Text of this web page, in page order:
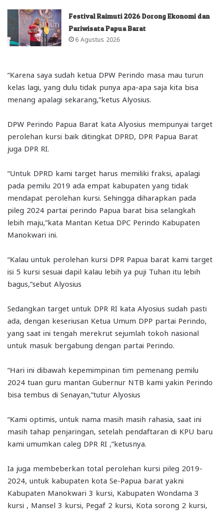
Festival Raimuti 2026 Dorong Ekonomi dan
Pariwisata Papua Barat
6 Agustus 2026
“Karena saya sudah ketua DPW Perindo masa mau turun
kelas lagi, yang dulu tidak punya apa-apa saja kita bisa
menang apalagi sekarang,”ketus Alyosius.
DPW Perindo Papua Barat kata Alyosius mempunyai target
perolehan kursi baik ditingkat DPRD, DPR Papua Barat
juga DPR RI.
“Untuk DPRD kami target harus memiliki fraksi, apalagi
pada pemilu 2019 ada empat kabupaten yang tidak
mendapat perolehan kursi. Sehingga diharapkan pada
pileg 2024 partai perindo Papua barat bisa selangkah
lebih maju,”kata Mantan Ketua DPC Perindo Kabupaten
Manokwari ini.
“Kalau untuk perolehan kursi DPR Papua barat kami target
isi 5 kursi sesuai dapil kalau lebih ya puji Tuhan itu lebih
bagus,”sebut Alyosius
Sedangkan target untuk DPR RI kata Alyosius sudah pasti
ada, dengan keseriusan Ketua Umum DPP partai Perindo,
yang saat ini tengah merekrut sejumlah tokoh nasional
untuk masuk bergabung dengan partai Perindo.
“Hari ini dibawah kepemimpinan tim pemenang pemilu
2024 tuan guru mantan Gubernur NTB kami yakin Perindo
bisa tembus di Senayan,”tutur Alyosius
“Kami optimis, untuk nama masih masih rahasia, saat ini
masih tahap penjaringan, setelah pendaftaran di KPU baru
kami umumkan caleg DPR RI ,”ketusnya.
Ia juga membeberkan total perolehan kursi pileg 2019-
2024, untuk kabupaten kota Se-Papua barat yakni
Kabupaten Manokwari 3 kursi, Kabupaten Wondama 3
kursi , Mansel 3 kursi, Pegaf 2 kursi, Kota sorong 2 kursi,